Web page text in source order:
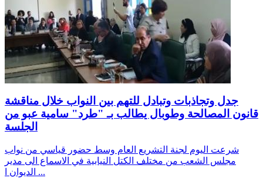
جدل وتجاذبات وتبادل للتهم بين النواب خلال مناقشة
قانون المصالحة وطوبال يطالب بـ "طرد" سامية عبو من
الجلسة
شرعت اليوم لجنة التشريع العام وسط حضور قياسي من نواب
مجلس الشعب من مختلف الكتل النيابية في الاسماع الى مدير
الديوان ا ...